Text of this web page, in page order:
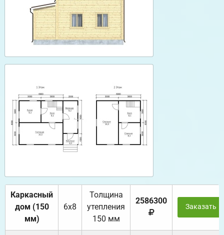
Каркасный
дом (150
мм)
6х8
Толщина
утепления
150 мм
2586300
Заказать